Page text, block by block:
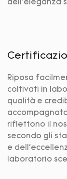
dell'eleganza
Riposa
coltivati ​​in
qualità e
riflettono il
secondo gli
e
laboratorio